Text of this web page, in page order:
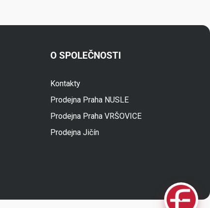
O SPOLEČNOSTI
Kontakty
Prodejna Praha NUSLE
Prodejna Praha VRŠOVICE
Prodejna Jičín
Online